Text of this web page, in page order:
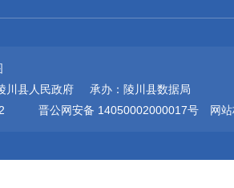
川县人民政府 承办：陵川县数据局
晋公网安备 14050002000017号 网